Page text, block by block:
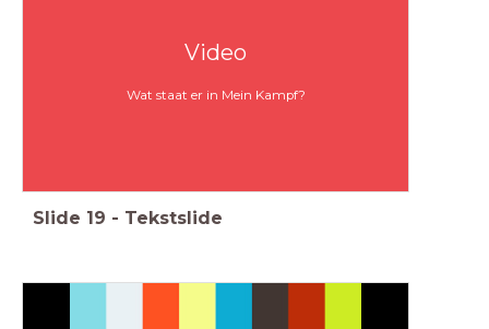
Video
Wat staat er in Mein Kampf?
Slide 19 - Tekstslide